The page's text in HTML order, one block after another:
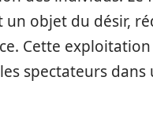
un objet du désir,
Cette
spectateurs